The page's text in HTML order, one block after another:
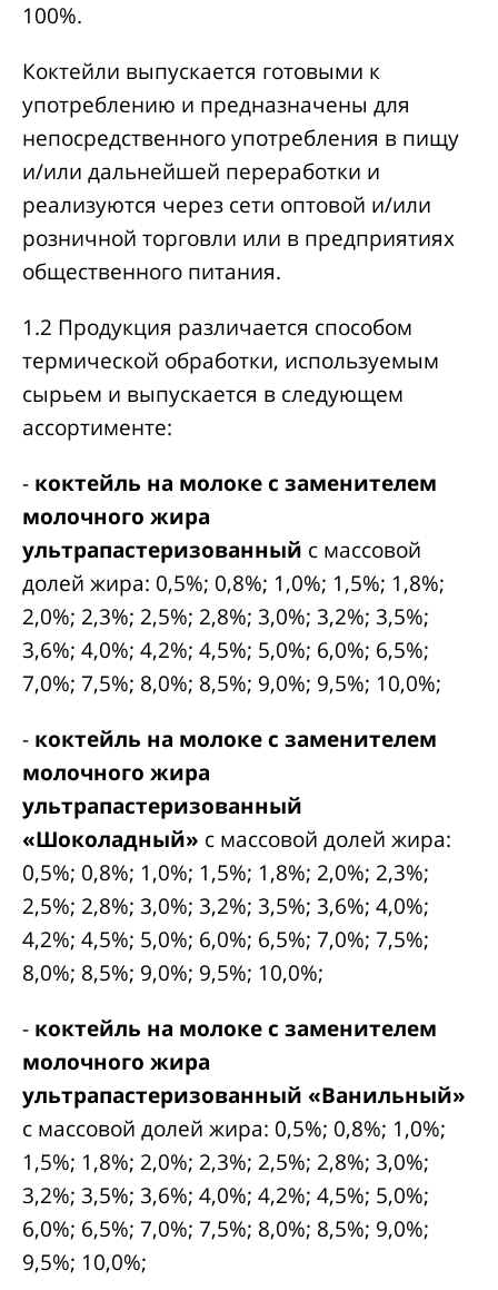
100%.
Коктейли выпускается готовыми к
употреблению и предназначены для
непосредственного употребления в пищу
и/или дальнейшей переработки и
реализуются через сети оптовой и/или
розничной торговли или в предприятиях
общественного питания.
1.2 Продукция различается способом
термической обработки, используемым
сырьем и выпускается в следующем
ассортименте:
- коктейль на молоке с заменителем
молочного жира
ультрапастеризованный с массовой
долей жира: 0,5%; 0,8%; 1,0%; 1,5%; 1,8%;
2,0%; 2,3%; 2,5%; 2,8%; 3,0%; 3,2%; 3,5%;
3,6%; 4,0%; 4,2%; 4,5%; 5,0%; 6,0%; 6,5%;
7,0%; 7,5%; 8,0%; 8,5%; 9,0%; 9,5%; 10,0%;
- коктейль на молоке с заменителем
молочного жира
ультрапастеризованный
«Шоколадный» с массовой долей жира:
0,5%; 0,8%; 1,0%; 1,5%; 1,8%; 2,0%; 2,3%;
2,5%; 2,8%; 3,0%; 3,2%; 3,5%; 3,6%; 4,0%;
4,2%; 4,5%; 5,0%; 6,0%; 6,5%; 7,0%; 7,5%;
8,0%; 8,5%; 9,0%; 9,5%; 10,0%;
- коктейль на молоке с заменителем
молочного жира
ультрапастеризованный «Ванильный»
с массовой долей жира: 0,5%; 0,8%; 1,0%;
1,5%; 1,8%; 2,0%; 2,3%; 2,5%; 2,8%; 3,0%;
3,2%; 3,5%; 3,6%; 4,0%; 4,2%; 4,5%; 5,0%;
6,0%; 6,5%; 7,0%; 7,5%; 8,0%; 8,5%; 9,0%;
9,5%; 10,0%;